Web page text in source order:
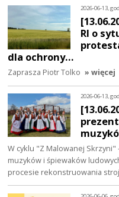
2026-06-13,
RI o
dla ochrony…
Zaprasza Piotr Tolko » więcej
2026-06-13,
W cyklu "Z Malowanej
muzyków i śpiewaków
procesie rekonstruowania